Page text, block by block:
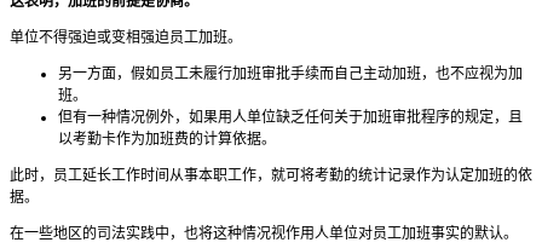
单位不得强迫或变相强迫员工加班。
另一方面，假如员工未履行加班审批手续而自己主动加班，也不应视为加
班。
但有一种情况例外，如果用人单位缺乏任何关于加班审批程序的规定，且
以考勤卡作为加班费的计算依据。
此时，员工延长工作时间从事本职工作，就可将考勤的统计记录作为认定加班的依
据。
在一些地区的司法实践中，也将这种情况视作用人单位对员工加班事实的默认。